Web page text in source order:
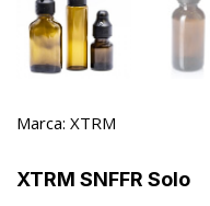
Marca: XTRM
XTRM SNFFR Solo